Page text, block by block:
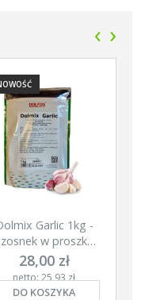
Garlic 1kg -
w proszku
dla kur
28,00 zł
netto: 25,93 zł
DO KOSZYKA
‹ ›